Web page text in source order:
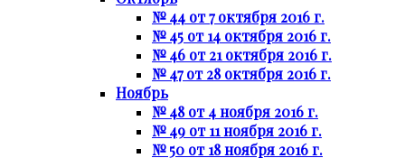
№ 44 от 7 октября 2016 г.
№ 45 от 14 октября 2016 г.
№ 46 от 21 октября 2016 г.
№ 47 от 28 октября 2016 г.
Ноябрь
№ 48 от 4 ноября 2016 г.
№ 49 от 11 ноября 2016 г.
№ 50 от 18 ноября 2016 г.